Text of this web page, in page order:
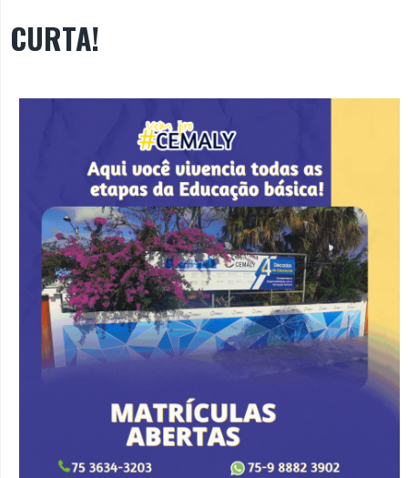
CURTA!